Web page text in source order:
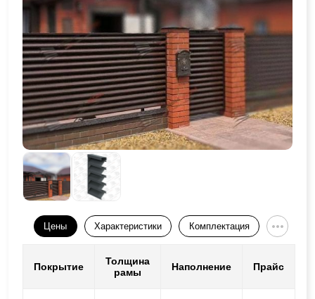
Цены Характеристики Комплектация
Покрытие
Толщина
рамы
Наполнение Прайс